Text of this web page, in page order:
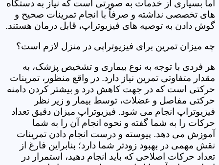
اما بسیاری از خدمات به صورتی است که نیاز به دستگاه
های تخصصی نداشته و صرفاً با انجام تمرینات صحیح و
گوش دادن به توصیه های فیزیوتراپ، قابل درمان هستند.
چه میزان تمرین برای فیزیوتراپی در منزل لازم است؟
هر فردی با توجه به نوع بیماری و تشخیص پزشک، به
مقدار متفاوتی تمرین نیاز دارد. در واقع منظور، تمرینات
حرکتی است که در جهت کاهش درد و بیشتر کردن دامنه
حرکتی مفاصل و عضلات، توسط بیمار و زیر نظر
فیزیوتراپ انجام می شود. فیزیوتراپ میزان دقیق تعداد
حرکات را به شما گفته و نحوه انجام آن را به شما
آموزش می دهد. پیوسته و درست انجام دادن تمرینات
نقش مهمی در بهبود زودتر شما دارد؛ بنابراین فارغ از
تعداد حرکات اصلاحی که باید انجام دهید، استمرار در